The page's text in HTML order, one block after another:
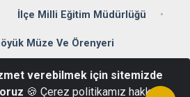
İlçe Milli Eğitim Müdürlüğü
Müze Ve Örenyeri
Hanım Caddesi No: 2 Alaca / ÇORUM
verebilmek için sitemizde
🍪 Çerez politikamız hakkında